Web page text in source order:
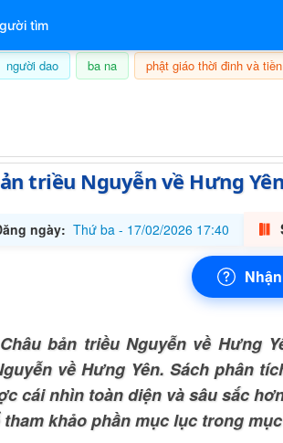
tìm
người dao ba na phật giáo thời đinh và
triều Nguyễn về Hưng
ngày: Thứ ba - 17/02/2026 17:40
bản triều Nguyễn về Hưng
về Hưng Yên. Sách phân
cái nhìn toàn diện và sâu sắc
tham khảo phần mục lục trong